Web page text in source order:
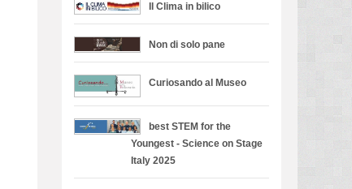
Il Clima in bilico
Non di solo pane
Curiosando al Museo
best STEM for the
Youngest - Science on Stage
Italy 2025